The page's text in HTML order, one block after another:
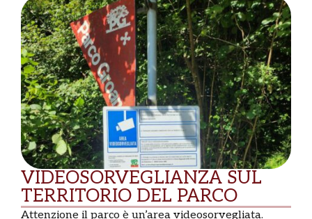
VIDEOSORVEGLIANZA SUL
TERRITORIO DEL PARCO
Attenzione il parco è un’area videosorvegliata.